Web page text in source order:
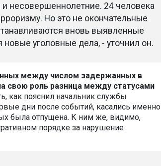
несовершеннолетние. 24 человека
Но это не окончательные
вновь выявленные
новые уголовные дела, - уточнил он.
между числом задержанных в
свою роль разница между статусами
как пояснил начальник службы
дни после событий, касались именно
была отпущена. К ним же, видимо,
порядке за нарушение